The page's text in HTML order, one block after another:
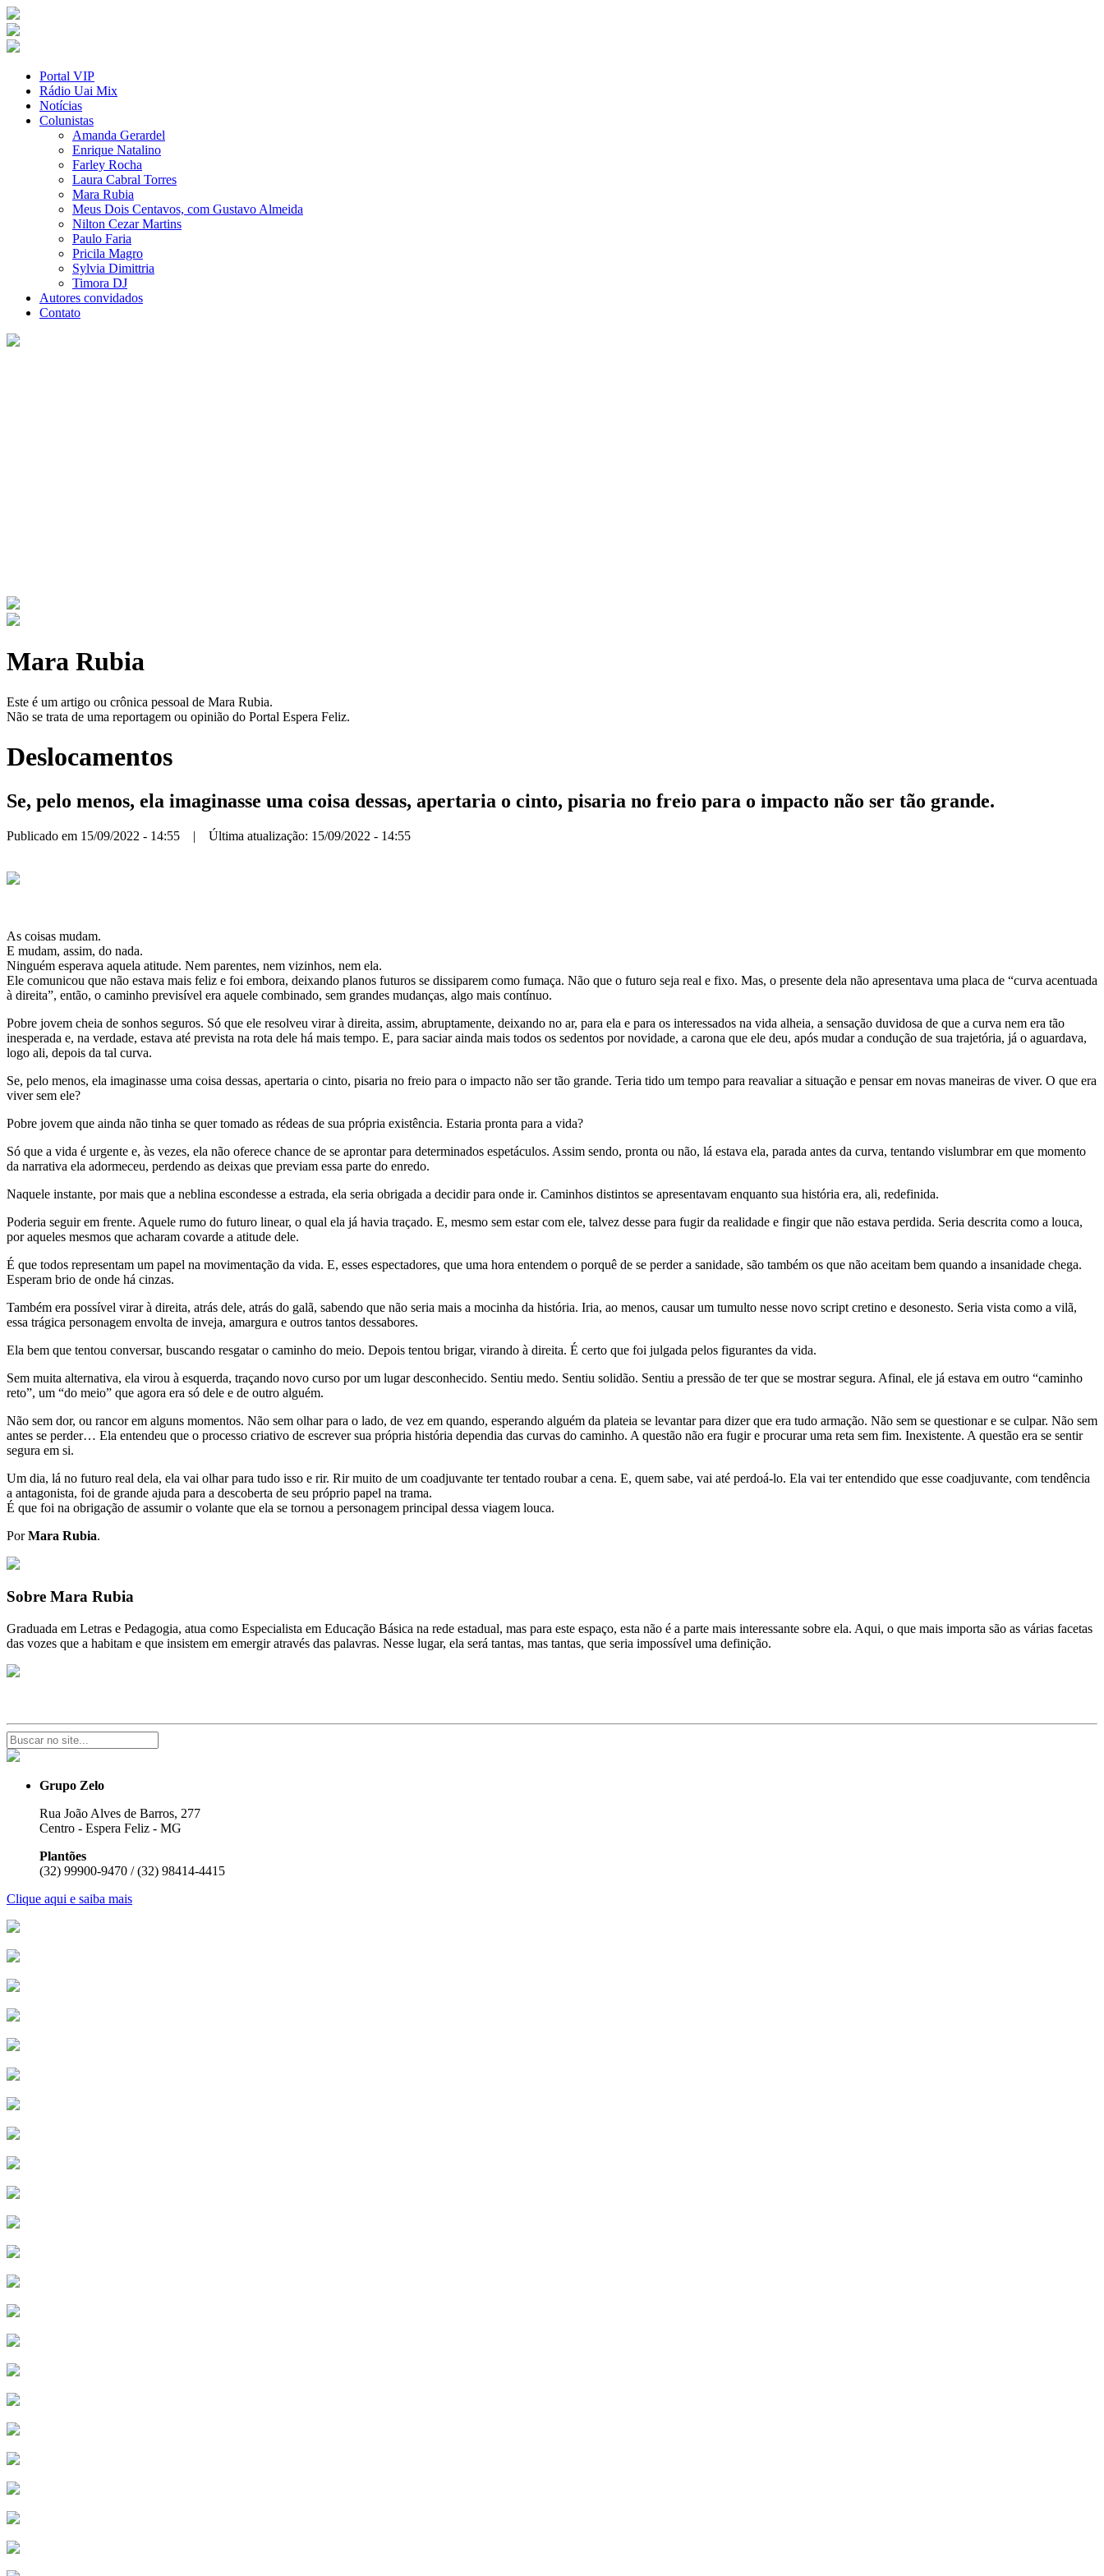
Portal VIP
Rádio Uai Mix
Notícias
Colunistas
Amanda Gerardel
Enrique Natalino
Farley Rocha
Laura Cabral Torres
Mara Rubia
Meus Dois Centavos, com Gustavo Almeida
Nilton Cezar Martins
Paulo Faria
Pricila Magro
Sylvia Dimittria
Timora DJ
Autores convidados
Contato
Mara Rubia
Este é um artigo ou crônica pessoal de Mara Rubia.
Não se trata de uma reportagem ou opinião do Portal Espera Feliz.
Deslocamentos
Se, pelo menos, ela imaginasse uma coisa dessas, apertaria o cinto, pisaria no freio para o impacto não ser tão grande.
Publicado em 15/09/2022 - 14:55 | Última atualização: 15/09/2022 - 14:55
As coisas mudam.
E mudam, assim, do nada.
Ninguém esperava aquela atitude. Nem parentes, nem vizinhos, nem ela.
Ele comunicou que não estava mais feliz e foi embora, deixando planos futuros se dissiparem como fumaça. Não que o futuro seja real e fixo. Mas, o presente dela não apresentava uma placa de “curva acentuada
à direita”, então, o caminho previsível era aquele combinado, sem grandes mudanças, algo mais contínuo.
Pobre jovem cheia de sonhos seguros. Só que ele resolveu virar à direita, assim, abruptamente, deixando no ar, para ela e para os interessados na vida alheia, a sensação duvidosa de que a curva nem era tão
inesperada e, na verdade, estava até prevista na rota dele há mais tempo. E, para saciar ainda mais todos os sedentos por novidade, a carona que ele deu, após mudar a condução de sua trajetória, já o aguardava,
logo ali, depois da tal curva.
Se, pelo menos, ela imaginasse uma coisa dessas, apertaria o cinto, pisaria no freio para o impacto não ser tão grande. Teria tido um tempo para reavaliar a situação e pensar em novas maneiras de viver. O que era
viver sem ele?
Pobre jovem que ainda não tinha se quer tomado as rédeas de sua própria existência. Estaria pronta para a vida?
Só que a vida é urgente e, às vezes, ela não oferece chance de se aprontar para determinados espetáculos. Assim sendo, pronta ou não, lá estava ela, parada antes da curva, tentando vislumbrar em que momento
da narrativa ela adormeceu, perdendo as deixas que previam essa parte do enredo.
Naquele instante, por mais que a neblina escondesse a estrada, ela seria obrigada a decidir para onde ir. Caminhos distintos se apresentavam enquanto sua história era, ali, redefinida.
Poderia seguir em frente. Aquele rumo do futuro linear, o qual ela já havia traçado. E, mesmo sem estar com ele, talvez desse para fugir da realidade e fingir que não estava perdida. Seria descrita como a louca,
por aqueles mesmos que acharam covarde a atitude dele.
É que todos representam um papel na movimentação da vida. E, esses espectadores, que uma hora entendem o porquê de se perder a sanidade, são também os que não aceitam bem quando a insanidade chega.
Esperam brio de onde há cinzas.
Também era possível virar à direita, atrás dele, atrás do galã, sabendo que não seria mais a mocinha da história. Iria, ao menos, causar um tumulto nesse novo script cretino e desonesto. Seria vista como a vilã,
essa trágica personagem envolta de inveja, amargura e outros tantos dessabores.
Ela bem que tentou conversar, buscando resgatar o caminho do meio. Depois tentou brigar, virando à direita. É certo que foi julgada pelos figurantes da vida.
Sem muita alternativa, ela virou à esquerda, traçando novo curso por um lugar desconhecido. Sentiu medo. Sentiu solidão. Sentiu a pressão de ter que se mostrar segura. Afinal, ele já estava em outro “caminho
reto”, um “do meio” que agora era só dele e de outro alguém.
Não sem dor, ou rancor em alguns momentos. Não sem olhar para o lado, de vez em quando, esperando alguém da plateia se levantar para dizer que era tudo armação. Não sem se questionar e se culpar. Não sem
antes se perder… Ela entendeu que o processo criativo de escrever sua própria história dependia das curvas do caminho. A questão não era fugir e procurar uma reta sem fim. Inexistente. A questão era se sentir
segura em si.
Um dia, lá no futuro real dela, ela vai olhar para tudo isso e rir. Rir muito de um coadjuvante ter tentado roubar a cena. E, quem sabe, vai até perdoá-lo. Ela vai ter entendido que esse coadjuvante, com tendência
a antagonista, foi de grande ajuda para a descoberta de seu próprio papel na trama.
É que foi na obrigação de assumir o volante que ela se tornou a personagem principal dessa viagem louca.
PorMara Rubia.
Sobre Mara Rubia
Graduada em Letras e Pedagogia, atua como Especialista em Educação Básica na rede estadual, mas para este espaço, esta não é a parte mais interessante sobre ela. Aqui, o que mais importa são as várias facetas
das vozes que a habitam e que insistem em emergir através das palavras. Nesse lugar, ela será tantas, mas tantas, que seria impossível uma definição.
Grupo Zelo
Rua João Alves de Barros, 277
Centro - Espera Feliz - MG
Plantões
(32) 99900-9470 / (32) 98414-4415
Clique aqui e saiba mais